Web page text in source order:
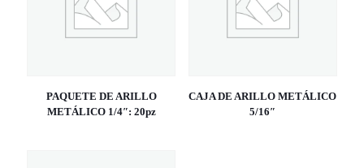
PAQUETE DE ARILLO
METÁLICO 1/4″: 20pz
CAJA DE ARILLO METÁLICO
5/16″